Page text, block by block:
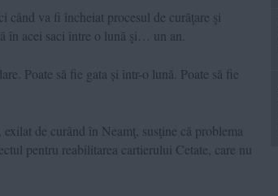
când va fi încheiat procesul de curăţare şi
în acei saci între o lună şi… un an.
Poate să fie gata și într-o lună. Poate să fie
de curând în Neamţ, susţine că problema
pentru reabilitarea cartierului Cetate, care nu